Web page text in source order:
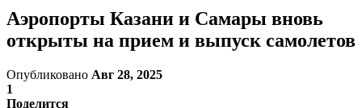
Аэропорты Казани и Самары вновь
открыты на прием и выпуск самолетов
Опубликовано Авг 28, 2025
1
Поделится